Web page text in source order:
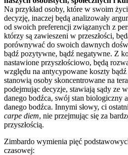
Na przykład osoby, które w swoim
decyzję, inaczej będą analizowały
od swoich preferencji związanych z
którzy są zawieszeni w przeszłości,
porównywać do swoich dawnych
bądź pozytywne, bądź negatywne. Z
nastawione przyszłościowo, będą
względu na antycypowane koszty
stanowią osoby skoncentrowane na
podejmując decyzje, stawiają sądy ze
danego bodźca, swój stan biologiczny
danego bodźca. Innymi słowy, ci
carpe diem, nie przejmując się za
przyszłością.
Zimbardo wymienia pięć
czasowej: